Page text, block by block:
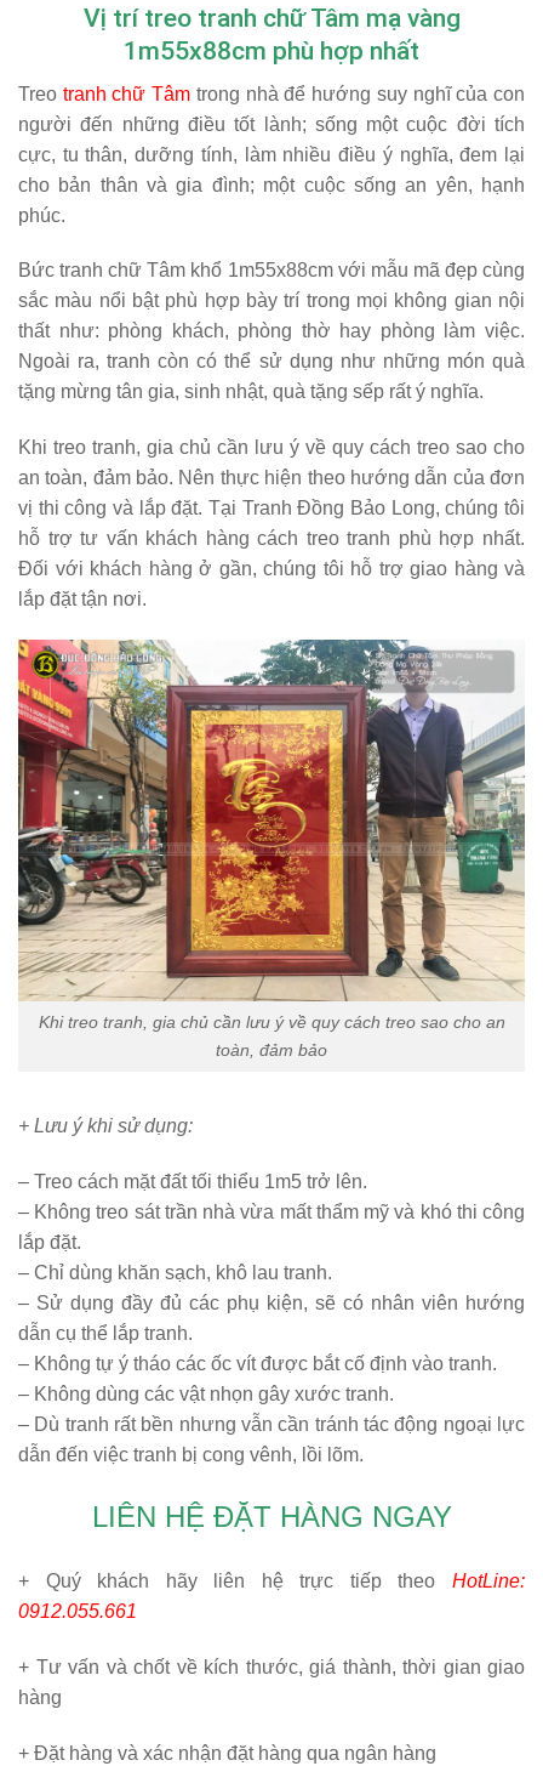
Vị trí treo tranh chữ Tâm mạ vàng
1m55x88cm phù hợp nhất
Treo tranh chữ Tâm trong nhà để hướng suy nghĩ của con
người đến những điều tốt lành; sống một cuộc đời tích
cực, tu thân, dưỡng tính, làm nhiều điều ý nghĩa, đem lại
cho bản thân và gia đình; một cuộc sống an yên, hạnh
phúc.
Bức tranh chữ Tâm khổ 1m55x88cm với mẫu mã đẹp cùng
sắc màu nổi bật phù hợp bày trí trong mọi không gian nội
thất như: phòng khách, phòng thờ hay phòng làm việc.
Ngoài ra, tranh còn có thể sử dụng như những món quà
tặng mừng tân gia, sinh nhật, quà tặng sếp rất ý nghĩa.
Khi treo tranh, gia chủ cần lưu ý về quy cách treo sao cho
an toàn, đảm bảo. Nên thực hiện theo hướng dẫn của đơn
vị thi công và lắp đặt. Tại Tranh Đồng Bảo Long, chúng tôi
hỗ trợ tư vấn khách hàng cách treo tranh phù hợp nhất.
Đối với khách hàng ở gần, chúng tôi hỗ trợ giao hàng và
lắp đặt tận nơi.
Khi treo tranh, gia chủ cần lưu ý về quy cách treo sao cho an
toàn, đảm bảo
+ Lưu ý khi sử dụng:
– Treo cách mặt đất tối thiểu 1m5 trở lên.
– Không treo sát trần nhà vừa mất thẩm mỹ và khó thi công
lắp đặt.
– Chỉ dùng khăn sạch, khô lau tranh.
– Sử dụng đầy đủ các phụ kiện, sẽ có nhân viên hướng
dẫn cụ thể lắp tranh.
– Không tự ý tháo các ốc vít được bắt cố định vào tranh.
– Không dùng các vật nhọn gây xước tranh.
– Dù tranh rất bền nhưng vẫn cần tránh tác động ngoại lực
dẫn đến việc tranh bị cong vênh, lồi lõm.
LIÊN HỆ ĐẶT HÀNG NGAY
+ Quý khách hãy liên hệ trực tiếp theo HotLine:
0912.055.661
+ Tư vấn và chốt về kích thước, giá thành, thời gian giao
hàng
+ Đặt hàng và xác nhận đặt hàng qua ngân hàng